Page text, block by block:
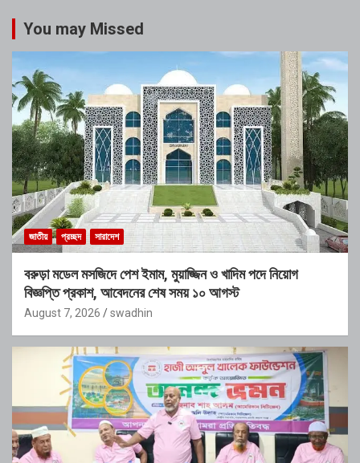
You may Missed
জাতীয় প্রচ্ছদ সারাদেশ
বরুড়া মডেল মসজিদে পেশ ইমাম, মুয়াজ্জিন ও খাদিম পদে নিয়োগ
বিজ্ঞপ্তি প্রকাশ, আবেদনের শেষ সময় ১০ আগস্ট
August 7, 2026 swadhin